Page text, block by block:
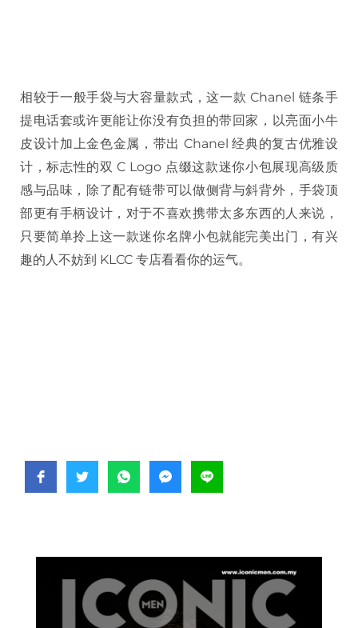
相较于一般手袋与大容量款式，这一款 Chanel 链条手
提电话套或许更能让你没有负担的带回家，以亮面小牛
皮设计加上金色金属，带出 Chanel经典的复古优雅设
计，标志性的双 C Logo 点缀这款迷你小包展现高级质
感与品味，除了配有链带可以做侧背与斜背外，手袋顶
部更有手柄设计，对于不喜欢携带太多东西的人来说，
只要简单拎上这一款迷你名牌小包就能完美出门，有兴
趣的人不妨到 KLCC 专店看看你的运气。